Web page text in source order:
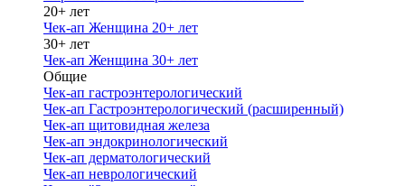
20+ лет
Чек-ап Женщина 20+ лет
30+ лет
Чек-ап Женщина 30+ лет
Общие
Чек-ап гастроэнтерологический
Чек-ап Гастроэнтерологический (расширенный)
Чек-ап щитовидная железа
Чек-ап эндокринологический
Чек-ап дерматологический
Чек-ап неврологический